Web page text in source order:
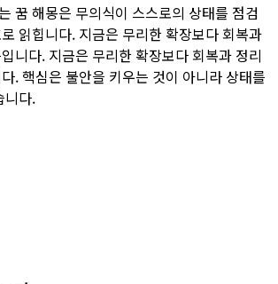
꿈 해몽은 무의식이 스스로의 상태를 점검
읽힙니다. 지금은 무리한 확장보다 회복과
니다. 지금은 무리한 확장보다 회복과 정리
. 핵심은 불안을 키우는 것이 아니라 상태를
니다.